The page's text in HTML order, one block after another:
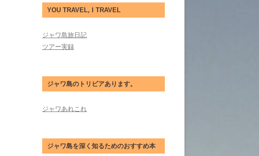
YOU TRAVEL, I TRAVEL
ジャワ島旅日記
ツアー実録
ジャワ島のトリビアあります。
ジャワあれこれ
ジャワ島を深く知るためのおすすめ本